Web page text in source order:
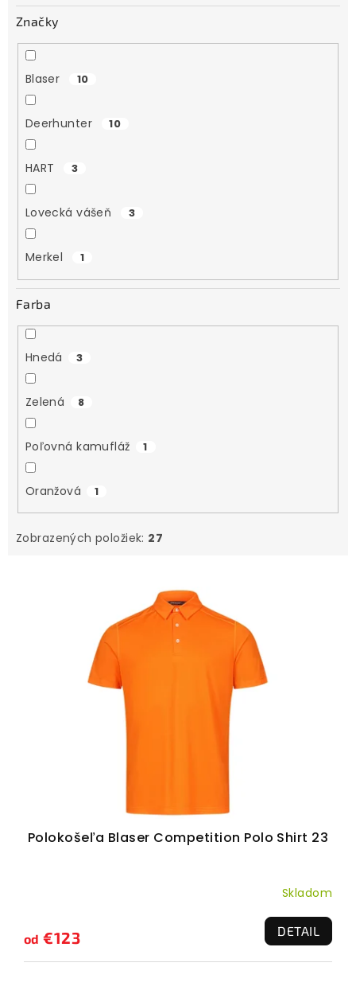
o
Značky
Blaser 10
Deerhunter 10
HART 3
Lovecká vášeň 3
Merkel 1
Farba
Hnedá 3
Zelená 8
Poľovná kamufláž 1
Oranžová 1
Zobrazených položiek: 27
Polokošeľa Blaser Competition Polo Shirt 23
Skladom
od €123 DETAIL